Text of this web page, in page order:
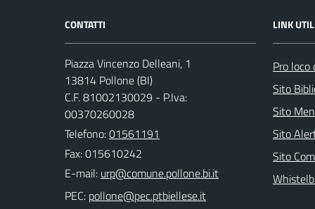
CONTATTI
Piazza Vincenzo Delleani, 1
13814 Pollone (BI)
C.F. 81002130029 - P.Iva:
00370260028
Telefono:01561191
Fax: 015610242
E-mail:
PEC:
LINK
Pro loco
Sito
Sito
Sito
Sito